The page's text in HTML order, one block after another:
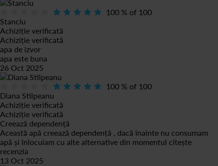
100 % of 100
Stanciu
Achiziție verificată
Achiziție verificată
apa de izvor
apa este buna
26 Oct 2025
100 % of 100
Diana Stilpeanu
Achiziție verificată
Achiziție verificată
Creează dependență
Această apă creează dependență , dacă înainte nu consumam
apă și înlocuiam cu alte alternative din momentul citește
recenzia
13 Oct 2025